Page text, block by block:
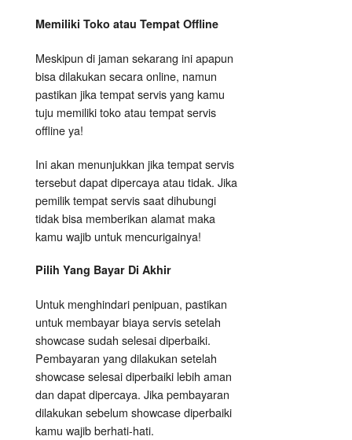
Memiliki Toko atau Tempat Offline
Meskipun di jaman sekarang ini apapun
bisa dilakukan secara online, namun
pastikan jika tempat servis yang kamu
tuju memiliki toko atau tempat servis
offline ya!
Ini akan menunjukkan jika tempat servis
tersebut dapat dipercaya atau tidak. Jika
pemilik tempat servis saat dihubungi
tidak bisa memberikan alamat maka
kamu wajib untuk mencurigainya!
Pilih Yang Bayar Di Akhir
Untuk menghindari penipuan, pastikan
untuk membayar biaya servis setelah
showcase sudah selesai diperbaiki.
Pembayaran yang dilakukan setelah
showcase selesai diperbaiki lebih aman
dan dapat dipercaya. Jika pembayaran
dilakukan sebelum showcase diperbaiki
kamu wajib berhati-hati.